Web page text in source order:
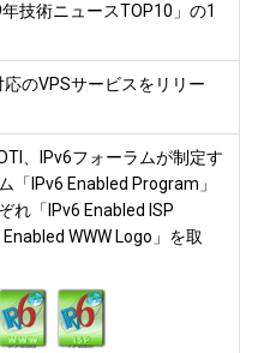
技術ニュースTOP10」の1
応のVPSサービスをリリー
、IPv6フォーラムが制定す
「IPv6 Enabled Program」
れ「IPv6 Enabled ISP
WWW Logo」を取